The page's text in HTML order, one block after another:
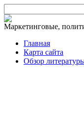
Маркетинговые,
Главная
Карта сайта
Обзор